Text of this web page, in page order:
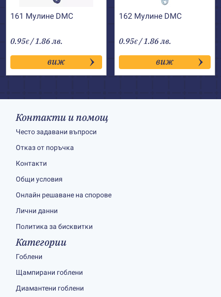
161 Мулине DMC
0.95€ / 1.86 лв.
виж
162 Мулине DMC
0.95€ / 1.86 лв.
виж
Контакти и помощ
Често задавани въпроси
Отказ от поръчка
Контакти
Общи условия
Онлайн решаване на спорове
Лични данни
Политика за бисквитки
Категории
Гоблени
Щампирани гоблени
Диамантени гоблени